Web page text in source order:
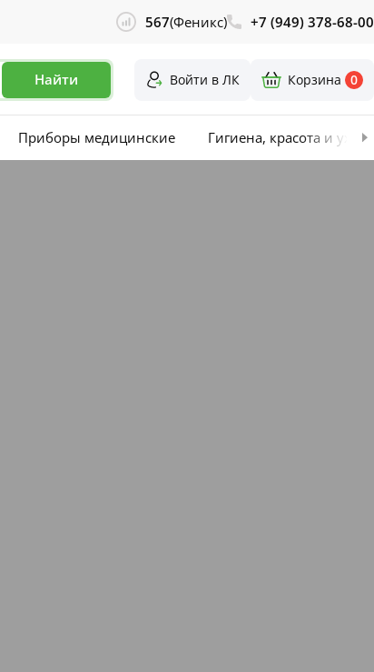
567(Феникс) +7 (949) 378-68-00
Найти Войти в ЛК Корзина 0
Приборы медицинские Гигиена, красота и уход